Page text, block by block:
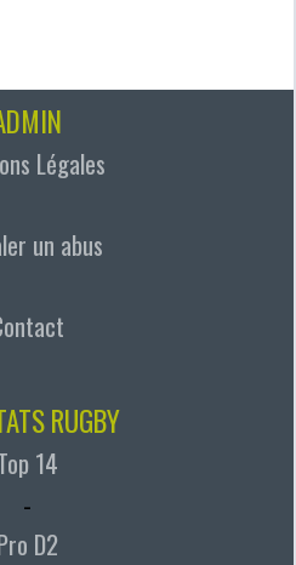
Légales
un abus
RUGBY
14
-
D2